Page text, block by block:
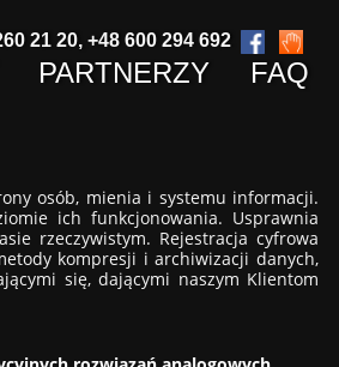
21 20, +48 600 294 692
PARTNERZY FAQ
osób, mienia i systemu informacji.
ich funkcjonowania. Usprawnia
rzeczywistym. Rejestracja cyfrowa
kompresji i archiwizacji danych,
się, dającymi naszym Klientom